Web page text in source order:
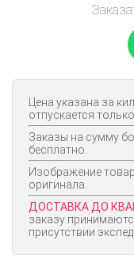
Цена указана за
отпускается
Заказы на сумму
бесплатно.
Изображение
оригинала.
ДОСТАВКА ДО
заказу
присутствии